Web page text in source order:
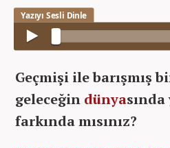
Geçmişi ile barışmış
geleceğin dünya
farkında mısınız?